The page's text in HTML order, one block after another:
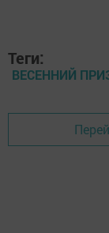
Теги:
ВЕСЕННИЙ